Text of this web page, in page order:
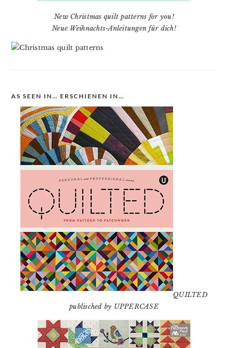
New Christmas quilt patterns for you!
Neue Weihnachts-Anleitungen für dich!
AS SEEN IN… ERSCHIENEN IN…
QUILTED
publisched by UPPERCASE